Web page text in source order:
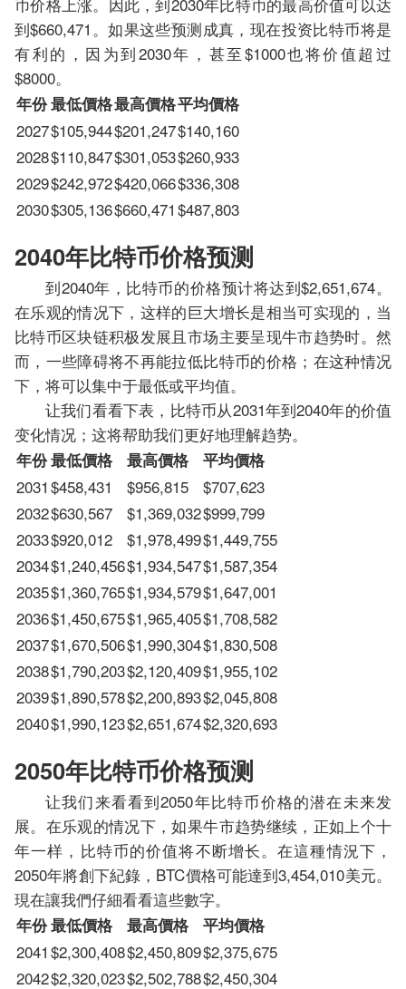
到$660,471。如果这些预测成真，现在投资比特币将是
有利的，因为到2030年，甚至$1000也将价值超过
$8000。
年份最低價格最高價格平均價格
2027$105,944$201,247$140,160
2028$110,847$301,053$260,933
2029$242,972$420,066$336,308
2030$305,136$660,471 $487,803
2040年比特币价格预测
到2040年，比特币的价格预计将达到$2,651,674。
在乐观的情况下，这样的巨大增长是相当可实现的，当
比特币区块链积极发展且市场主要呈现牛市趋势时。然
而，一些障碍将不再能拉低比特币的价格；在这种情况
下，将可以集中于最低或平均值。
让我们看看下表，比特币从2031年到2040年的价值
变化情况；这将帮助我们更好地理解趋势。
年份最低價格 最高價格 平均價格
2031 $458,431 $956,815
$707,623
2032$630,567 $1,369,032$999,799
2033$920,012 $1,978,499$1,449,755
2034$1,240,456$1,934,547$1,587,354
2035$1,360,765$1,934,579$1,647,001
2036$1,450,675$1,965,405$1,708,582
2037$1,670,506$1,990,304$1,830,508
2038$1,790,203$2,120,409$1,955,102
2039$1,890,578$2,200,893$2,045,808
2040$1,990,123$2,651,674$2,320,693
2050年比特币价格预测
让我们来看看到2050年比特币价格的潜在未来发
展。在乐观的情况下，如果牛市趋势继续，正如上个十
年一样，比特币的价值将不断增长。在這種情況下，
2050年將創下紀錄，BTC價格可能達到3,454,010美元。
現在讓我們仔細看看這些數字。
年份最低價格 最高價格 平均價格
2041 $2,300,408$2,450,809$2,375,675
2042$2,320,023$2,502,788$2,450,304